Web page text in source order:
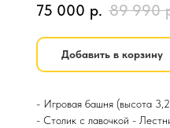
75 000 р. 89 990
Добавить в корзину
- Игровая башня (высота
- Столик с лавочкой -